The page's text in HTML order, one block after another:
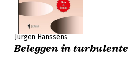
Jürgen Hanssens
Beleggen in